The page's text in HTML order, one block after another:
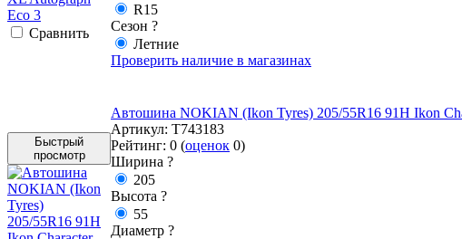
Cравнить
R15
Сезон ?
Летние
Проверить наличие в магазинах
Быстрый
просмотр
Автошина NOKIAN (Ikon Tyres) 205/55R16 91H Ikon
Артикул: T743183
Рейтинг: 0 (оценок 0)
Ширина ?
205
Высота ?
55
Диаметр ?